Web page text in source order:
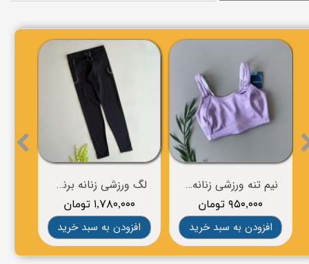
لگ ورزشی زنانه برند BROOKS
۱,۷۸۰,۰۰۰ تومان
افزودن به سبد خرید
نیم تنه ورزشی زنانه برند BROOKS
۹۵۰,۰۰۰ تومان
افزودن به سبد خرید